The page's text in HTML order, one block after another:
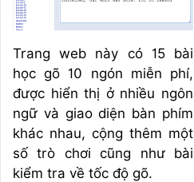
Trang web này có 15 bài
học gõ 10 ngón miễn phí,
được hiển thị ở nhiều ngôn
ngữ và giao diện bàn phím
khác nhau, cộng thêm một
số trò chơi cũng như bài
kiểm tra về tốc độ gõ.